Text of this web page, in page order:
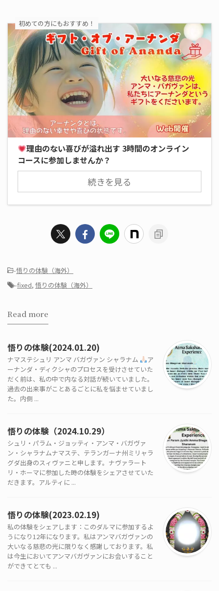
初めての方にもおすすめ！
理由のない喜びが溢れ出す 3時間のオンライン
コースに参加しませんか？
続きを見る
-悟りの体験（海外）
-fixed, 悟りの体験（海外）
Read more
悟りの体験(2024.01.20)
ナマステシュリ アンマ バガヴァン シャラナム
ア
ーナンダ・ディクシャのプロセスを受けさせていた
だく前は、私の中で内なる対話が続いていました。
過去の出来事がことあるごとに私を悩ませていまし
た。内側 ...
悟りの体験（2024.10.29）
シュリ・パラム・ジョッティ・アンマ・バガヴァ
ン・シャラナムナマステ、テランガーナ州ミリャラ
グダ出身のスィヴァニと申します。ナヴァラート
リ・ホーマに参加した時の体験をシェアさせていた
だきます。アルティに ...
悟りの体験(2023.02.19)
私の体験をシェアします：このダルマに参加するよ
うになり12年になります。私はアンマバガヴァンの
大いなる慈悲の光に限りなく感謝しております。私
は今生においてアンマバガヴァンにお会いすること
ができてとても ...